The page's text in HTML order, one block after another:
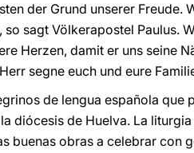
der Grund unserer Freude.
sagt Völkerapostel Paulus.
Herzen, damit er uns seine
segne euch und eure
de lengua española que
diócesis de Huelva. La
buenas obras a celebrar con